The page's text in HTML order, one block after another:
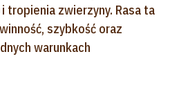
tropienia zwierzyny. Rasa ta
szybkość oraz
warunkach